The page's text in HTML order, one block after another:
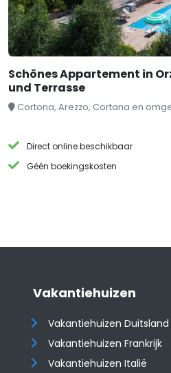
Schönes Appartement in
und Terrasse
Cortona, Arezzo, Cortana en
Direct online beschikbaar
Géén boekingskosten
Vakantiehuizen
Vakantiehuizen Duitsland
Vakantiehuizen Frankrijk
Vakantiehuizen Italië